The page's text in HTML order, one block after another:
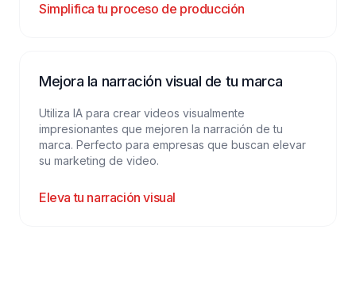
Simplifica tu proceso de producción
Mejora la narración visual de tu marca
Utiliza IA para crear videos visualmente
impresionantes que mejoren la narración de tu
marca. Perfecto para empresas que buscan elevar
su marketing de video.
Eleva tu narración visual